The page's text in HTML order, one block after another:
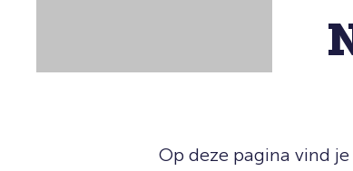
Op deze pagina vind